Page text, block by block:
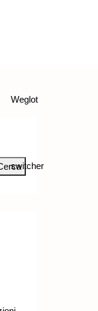
Weglot
switcher